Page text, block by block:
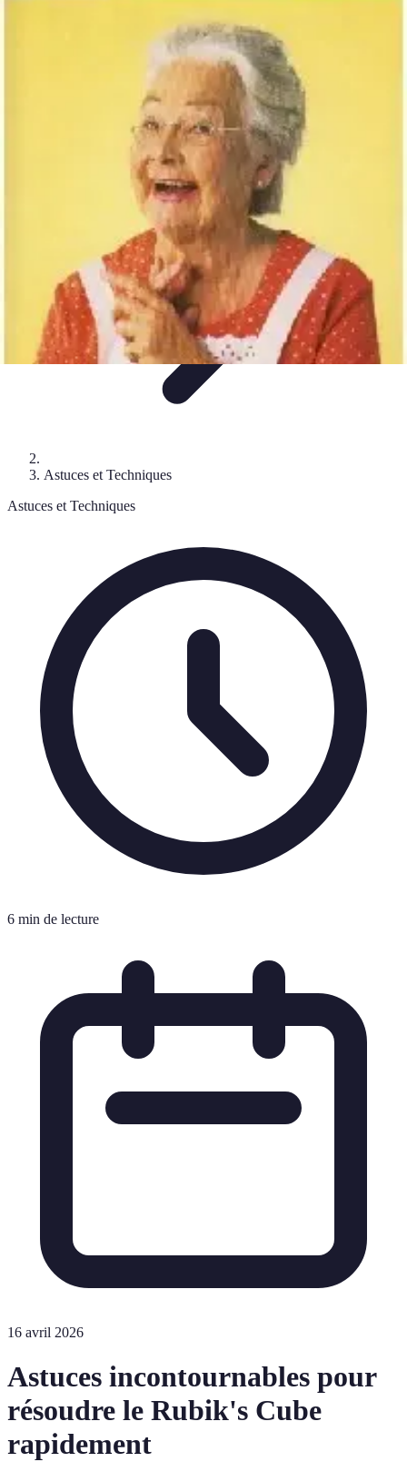
Techniques de Speedcubing
Techniques et Astuces
Astuces Rubik Cube
Astuces et Techniques
Astuces et Techniques
6 min de lecture
16 avril 2026
Astuces incontournables pour
résoudre le Rubik's Cube
rapidement